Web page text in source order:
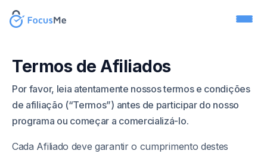
Termos de Afiliados
Por favor, leia atentamente nossos termos e condições
de afiliação (“Termos”) antes de participar do nosso
programa ou começar a comercializá-lo.
Cada Afiliado deve garantir o cumprimento destes